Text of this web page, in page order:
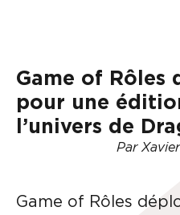
Game of Rôles
pour une
l’univers de
Par
Game of Rôles